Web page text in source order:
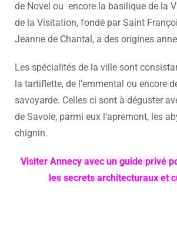
de Novel ou encore la basilique de la
de la Visitation, fondé par Saint
Jeanne de Chantal, a des origines
Les spécialités de la ville sont
la tartiflette, de l’emmental ou encore
savoyarde. Celles ci sont à déguster
de Savoie, parmi eux l’apremont, les
chignin.
Visiter Annecy avec un guide privé
les secrets architecturaux et